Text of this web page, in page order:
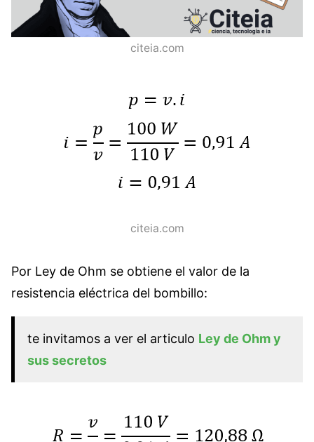
citeia.com
citeia.com
Por Ley de Ohm se obtiene el valor de la
resistencia eléctrica del bombillo:
te invitamos a ver el articulo Ley de Ohm y
sus secretos